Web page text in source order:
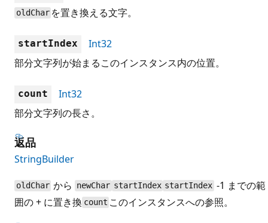
oldChar を置き換える文字。
startIndex
Int32
部分文字列が始まるこのインスタンス内の位置。
count
Int32
部分文字列の長さ。
返品
StringBuilder
oldChar から newChar startIndex startIndex -1 までの範
囲の + に置き換 count このインスタンスへの参照。